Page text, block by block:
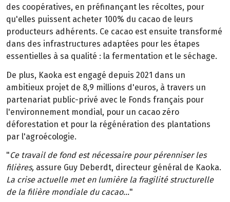
des coopératives, en préfinançant les récoltes, pour
qu'elles puissent acheter 100% du cacao de leurs
producteurs adhérents. Ce cacao est ensuite transformé
dans des infrastructures adaptées pour les étapes
essentielles à sa qualité : la fermentation et le séchage.
De plus, Kaoka est engagé depuis 2021 dans un
ambitieux projet de 8,9 millions d'euros, à travers un
partenariat public-privé avec le Fonds français pour
l'environnement mondial, pour un cacao zéro
déforestation et pour la régénération des plantations
par l'agroécologie.
"Ce travail de fond est nécessaire pour pérenniser les
filières, assure Guy Deberdt, directeur général de Kaoka.
La crise actuelle met en lumière la fragilité structurelle
de la filière mondiale du cacao..."